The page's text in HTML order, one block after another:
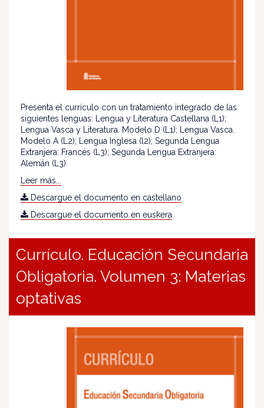
Presenta el currículo con un tratamiento integrado de las
siguientes lenguas: Lengua y Literatura Castellana (L1);
Lengua Vasca y Literatura. Modelo D (L1); Lengua Vasca.
Modelo A (L2); Lengua Inglesa (l2); Segunda Lengua
Extranjera: Francés (L3); Segunda Lengua Extranjera:
Alemán (L3).
Leer más...
Descargue el documento en castellano
Descargue el documento en euskera
Currículo. Educación Secundaria
Obligatoria. Volumen 3: Materias
optativas